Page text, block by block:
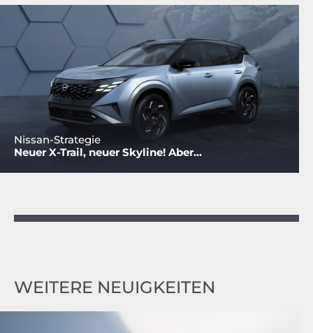
Nissan-Strategie
Neuer X-Trail, neuer Skyline! Aber...
WEITERE NEUIGKEITEN